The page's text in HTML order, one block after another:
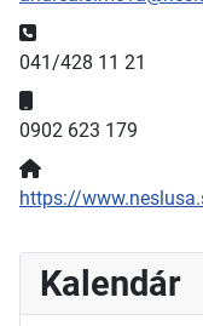
Telefónne číslo:
041/428 11 21
0902 623 179
Webová stránka:
https://
Kalendár